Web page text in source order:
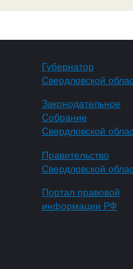
Губернатор
Свердловской
Законодательное
Собрание
Свердловской
Правительство
Свердловской
Портал правовой
информации РФ